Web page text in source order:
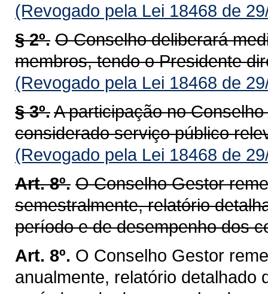
(Revogado pela Lei 18468 de
§ 2º. O Conselho deliberará
membros, tendo o Presidente
(Revogado pela Lei 18468 de
§ 3º.A participação no
considerado serviço público
(Revogado pela Lei 18468 de
Art. 8º. O Conselho Gestor
semestralmente, relatório
período e de desempenho dos
Art. 8º. O Conselho Gestor
anualmente, relatório detalhado